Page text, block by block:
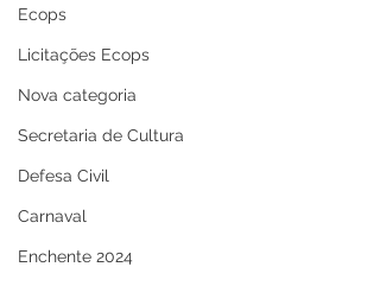
Ecops
Licitações Ecops
Nova categoria
Secretaria de Cultura
Defesa Civil
Carnaval
Enchente 2024